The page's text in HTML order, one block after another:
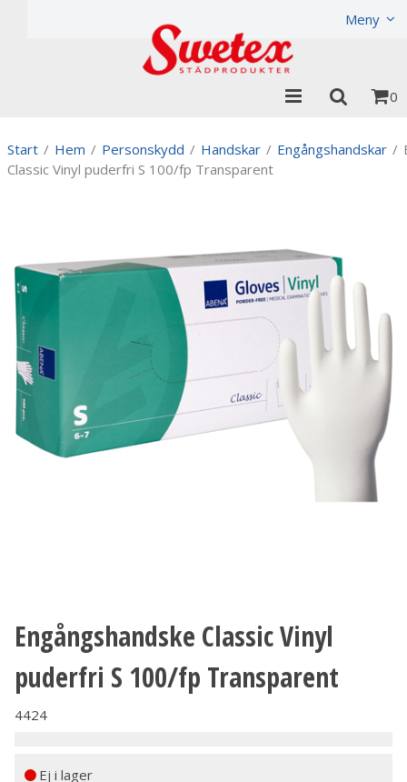
Meny
0
Start / Hem / Personskydd / Handskar / Engångshandskar /
Classic Vinyl puderfri S 100/fp Transparent
Engångshandske Classic Vinyl
puderfri S 100/fp Transparent
4424
Ej i lager